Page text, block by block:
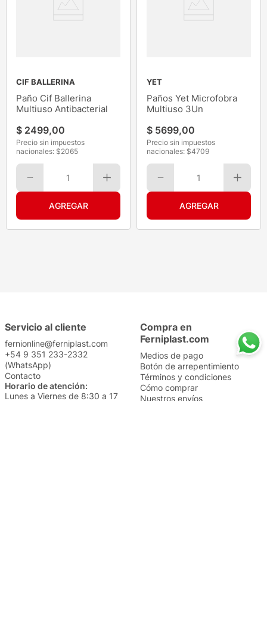
CIF BALLERINA
Paño Cif Ballerina
Multiuso Antibacterial
$ 2499,00
Precio sin impuestos
nacionales: $2065
1
YET
Paños Yet Microfobra
Multiuso 3Un
$ 5699,00
Precio sin impuestos
nacionales: $4709
1
Servicio al cliente
fernionline@ferniplast.com
+54 9 351 233-2332
(WhatsApp)
Contacto
Horario de atención:
Lunes a Viernes de 8:30 a 17
Compra en
Ferniplast.com
Medios de pago
Botón de arrepentimiento
Términos y condiciones
Cómo comprar
Nuestros envíos